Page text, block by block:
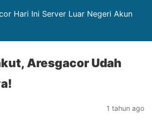
Hari Ini Server Luar Negeri Akun
Aresgacor Udah
1 tahun ago